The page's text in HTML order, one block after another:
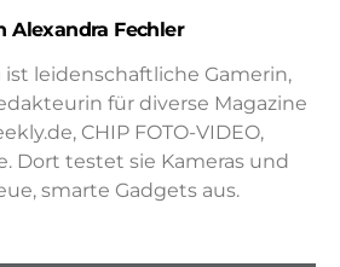
Alexandra Fechler
ist leidenschaftliche Gamerin,
für diverse Magazine
CHIP FOTO-VIDEO,
Dort testet sie Kameras und
smarte Gadgets aus.